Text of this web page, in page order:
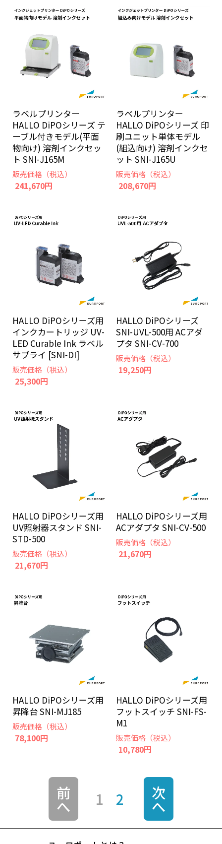
ラベルプリンター
HALLO DiPOシリーズ テ
ーブル付きモデル(平面
物向け) 溶剤インクセッ
ト SNI-J165M
販売価格（税込）
241,670円
ラベルプリンター
HALLO DiPOシリーズ 印
刷ユニット単体モデル
(組込向け) 溶剤インクセ
ット SNI-J165U
販売価格（税込）
208,670円
HALLO DiPOシリーズ用
インクカートリッジ UV-
LED Curable Ink ラベル
サプライ [SNI-DI]
販売価格（税込）
25,300円
HALLO DiPOシリーズ
SNI-UVL-500用 ACアダ
プタ SNI-CV-700
販売価格（税込）
19,250円
HALLO DiPOシリーズ用
UV照射器スタンド SNI-
STD-500
販売価格（税込）
21,670円
HALLO DiPOシリーズ用
ACアダプタ SNI-CV-500
販売価格（税込）
21,670円
HALLO DiPOシリーズ用
昇降台 SNI-MJ185
販売価格（税込）
78,100円
HALLO DiPOシリーズ用
フットスイッチ SNI-FS-
M1
販売価格（税込）
10,780円
前
へ 1 2 次
へ